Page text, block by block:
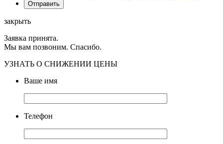
закрыть
Заявка принята.
Мы вам позвоним. Спасибо.
УЗНАТЬ О СНИЖЕНИИ ЦЕНЫ
Ваше имя
Телефон